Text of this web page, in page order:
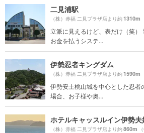
二見浦駅
（株）赤福 二見プラザ店より約1310m
立派に見えるけど、表だけ（笑）
お金を払うシステ...
伊勢忍者キングダム
（株）赤福 二見プラザ店より約1590m
伊勢安土桃山城を中心とした忍者
場合、お子様や奥...
ホテルキャッスルイン伊勢夫
（株）赤福 二見プラザ店より約860m